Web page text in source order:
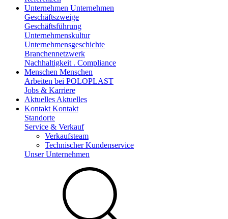
Unternehmen Unternehmen
Geschäftszweige
Geschäftsführung
Unternehmenskultur
Unternehmensgeschichte
Branchennetzwerk
Nachhaltigkeit . Compliance
Menschen Menschen
Arbeiten bei POLOPLAST
Jobs & Karriere
Aktuelles Aktuelles
Kontakt Kontakt
Standorte
Service & Verkauf
Verkaufsteam
Technischer Kundenservice
Unser Unternehmen